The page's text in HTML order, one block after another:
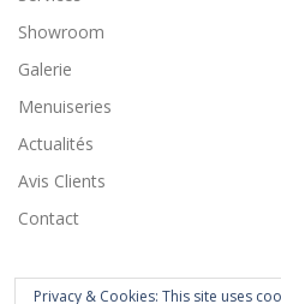
Showroom
Galerie
Menuiseries
Actualités
Avis Clients
Contact
Privacy & Cookies: This site uses